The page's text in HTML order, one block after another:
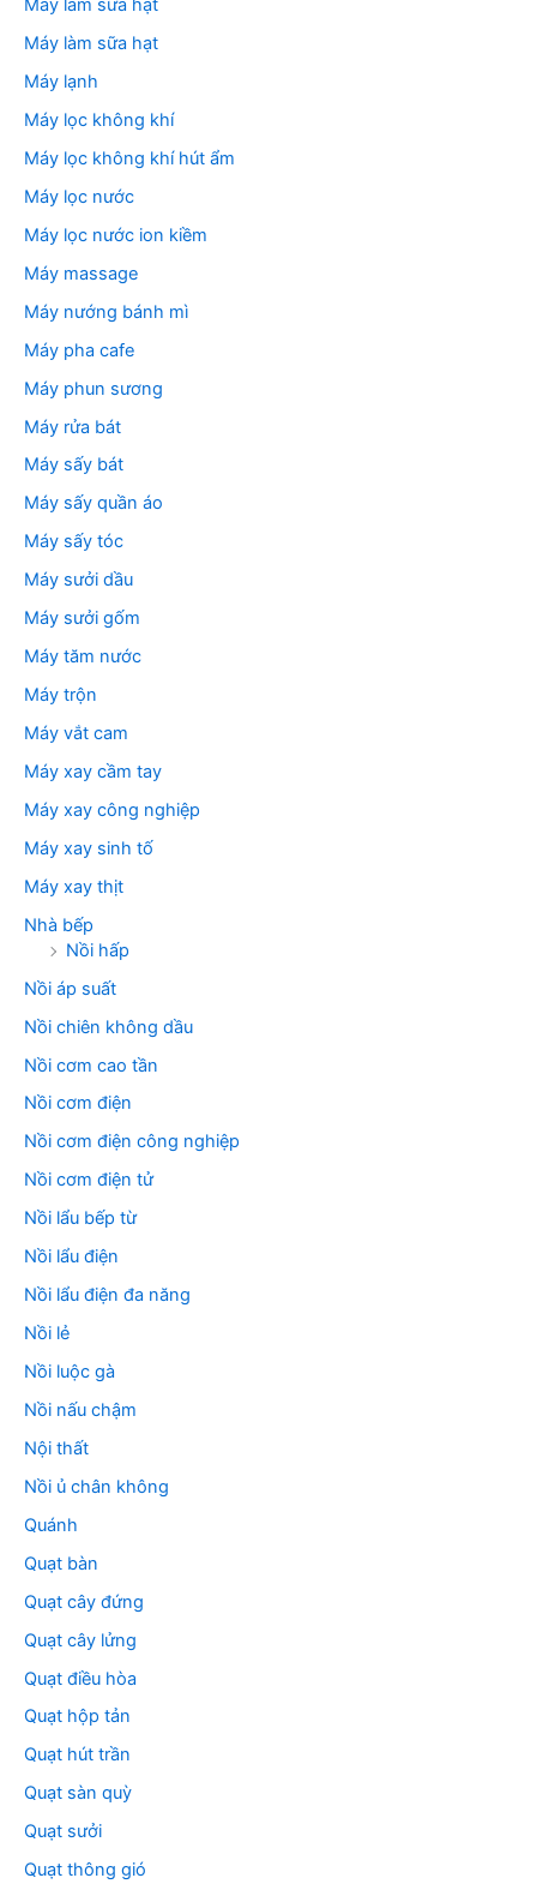
Máy làm sữa hạt
Máy làm sữa hạt
Máy lạnh
Máy lọc không khí
Máy lọc không khí hút ẩm
Máy lọc nước
Máy lọc nước ion kiềm
Máy massage
Máy nướng bánh mì
Máy pha cafe
Máy phun sương
Máy rửa bát
Máy sấy bát
Máy sấy quần áo
Máy sấy tóc
Máy sưởi dầu
Máy sưởi gốm
Máy tăm nước
Máy trộn
Máy vắt cam
Máy xay cầm tay
Máy xay công nghiệp
Máy xay sinh tố
Máy xay thịt
Nhà bếp
Nồi hấp
Nồi áp suất
Nồi chiên không dầu
Nồi cơm cao tần
Nồi cơm điện
Nồi cơm điện công nghiệp
Nồi cơm điện tử
Nồi lẩu bếp từ
Nồi lẩu điện
Nồi lẩu điện đa năng
Nồi lẻ
Nồi luộc gà
Nồi nấu chậm
Nội thất
Nồi ủ chân không
Quánh
Quạt bàn
Quạt cây đứng
Quạt cây lửng
Quạt điều hòa
Quạt hộp tản
Quạt hút trần
Quạt sàn quỳ
Quạt sưởi
Quạt thông gió